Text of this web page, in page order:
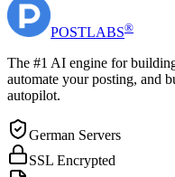
POSTLABS®
The #1 AI engine for
automate your posting, and
autopilot.
German Servers
SSL Encrypted